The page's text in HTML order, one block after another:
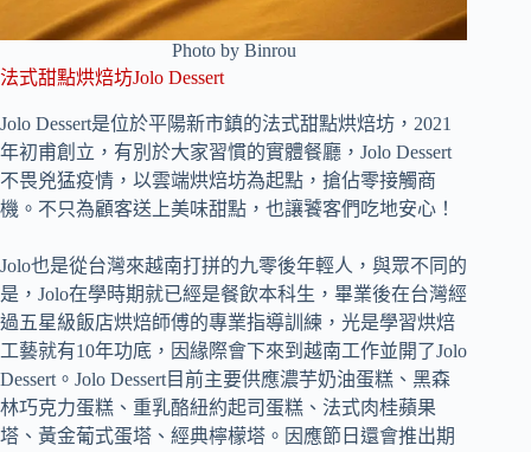
Photo by Binrou
法式甜點烘焙坊Jolo Dessert
Jolo Dessert是位於平陽新市鎮的法式甜點烘焙坊，2021
年初甫創立，有別於大家習慣的實體餐廳，Jolo Dessert
不畏兇猛疫情，以雲端烘焙坊為起點，搶佔零接觸商
機。不只為顧客送上美味甜點，也讓饕客們吃地安心！
Jolo也是從台灣來越南打拼的九零後年輕人，與眾不同的
是，Jolo在學時期就已經是餐飲本科生，畢業後在台灣經
過五星級飯店烘焙師傅的專業指導訓練，光是學習烘焙
工藝就有10年功底，因緣際會下來到越南工作並開了Jolo
Dessert。Jolo Dessert目前主要供應濃芋奶油蛋糕、黑森
林巧克力蛋糕、重乳酪紐約起司蛋糕、法式肉桂蘋果
塔、黃金葡式蛋塔、經典檸檬塔。因應節日還會推出期